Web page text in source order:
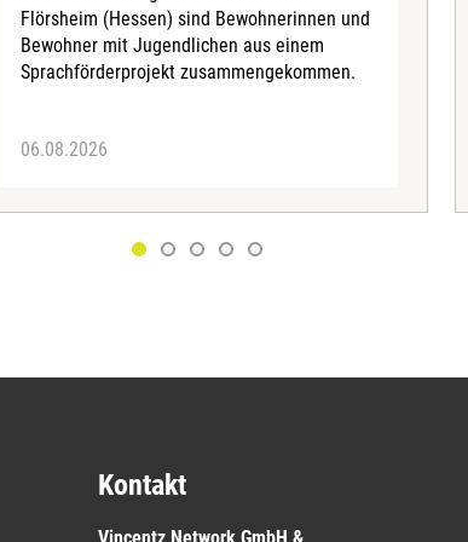
Flörsheim (Hessen) sind Bewohnerinnen und
Bewohner mit Jugendlichen aus einem
Sprachförderprojekt zusammengekommen.
06.08.2026
Kontakt